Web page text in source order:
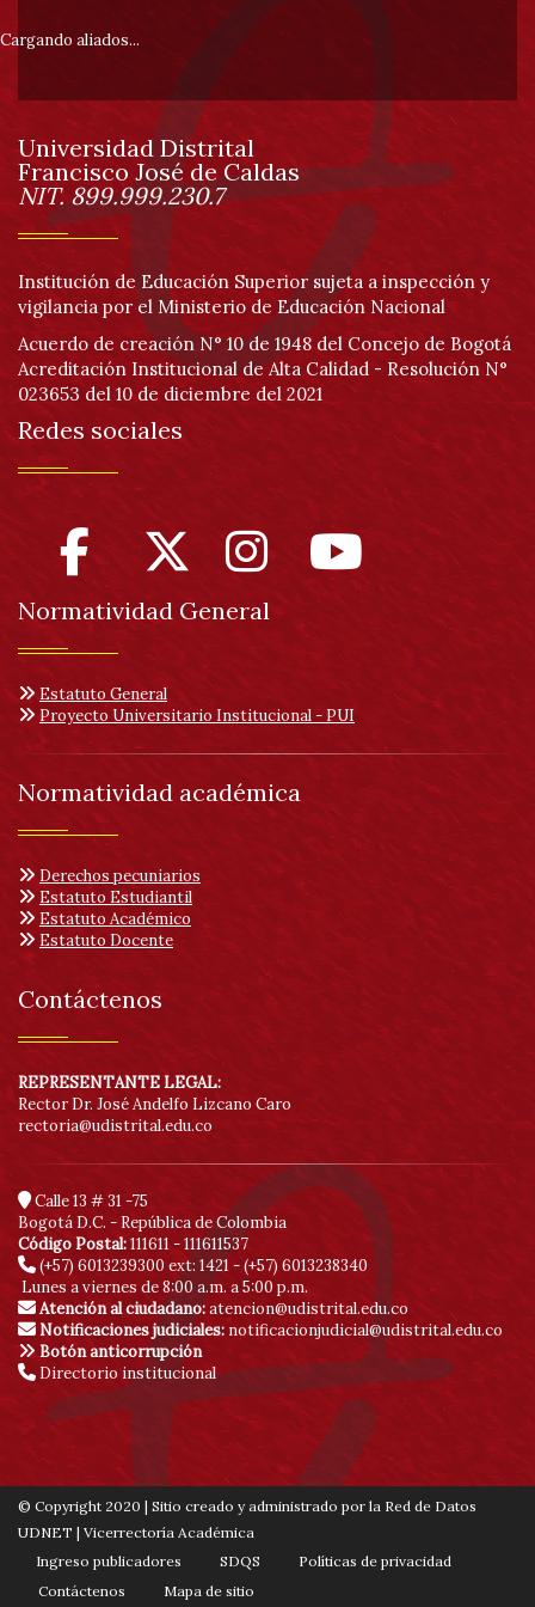
de
de
registros
Anterior
Siguiente
pie
de
página
Cargando aliados...
Información
Universidad Distrital
Francisco José de Caldas
NIT. 899.999.230.7
Institución de Educación Superior sujeta a inspección y
vigilancia por el Ministerio de Educación Nacional
Acuerdo de creación N° 10 de 1948 del Concejo de Bogotá
Acreditación Institucional de Alta Calidad - Resolución N°
023653 del 10 de diciembre del 2021
Redes sociales
Normatividad General
Estatuto General
Proyecto Universitario Institucional - PUI
Normatividad académica
Derechos pecuniarios
Estatuto Estudiantil
Estatuto Académico
Estatuto Docente
Contáctenos
REPRESENTANTE LEGAL:
Rector Dr. José Andelfo Lizcano Caro
rectoria@udistrital.edu.co
Calle 13 # 31 -75
Bogotá D.C. - República de Colombia
Código Postal:111611 - 111611537
(+57) 6013239300 ext: 1421 - (+57) 6013238340
Lunes a viernes de 8:00 a.m. a 5:00 p.m.
Atención al ciudadano:atencion@udistrital.edu.co
Notificaciones judiciales: notificacionjudicial@udistrital.edu.co
Botón anticorrupción
Directorio institucional
© Copyright 2020 | Sitio creado y administrado por la Red de Datos
UDNET | Vicerrectoría Académica
Ingreso publicadores
SDQS
Políticas de privacidad
Contáctenos
Mapa de sitio